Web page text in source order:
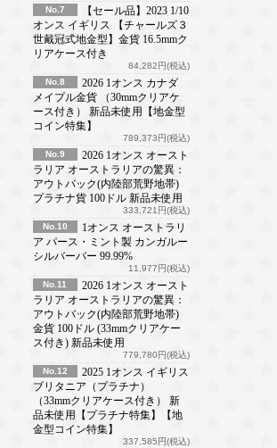
No.7
【セール品】2023 1/10
オンス イギリス 【チャールズ３
世戴冠式地金型】金貨 16.5mmク
リアケース付き
84,282円(税込)
No.8
2026 1オンス カナダ
メイプル金貨 （30mmクリアケ
ース付き） 新品未使用【地金型
コイン特集】
789,373円(税込)
No.9
2026 1オンス オースト
ラリア オーストラリアの驚異：
アウトバック(内陸部荒野地帯)
プラチナ貨 100ドル 新品未使用
333,721円(税込)
No.10
1オンス オーストラリ
ア パース・ミント製 カンガルー
シルバーバー 99.99%
11,977円(税込)
No.11
2026 1オンス オースト
ラリア オーストラリアの驚異：
アウトバック(内陸部荒野地帯)
金貨 100ドル (33mmクリアケー
ス付き) 新品未使用
779,780円(税込)
No.12
2025 1オンス イギリス
ブリタニア（プラチナ）
（33mmクリアケース付き） 新
品未使用【プラチナ特集】【地
金型コイン特集】
337,585円(税込)